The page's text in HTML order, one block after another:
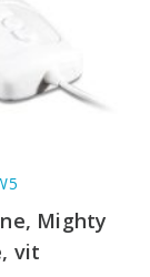
Mighty
vit